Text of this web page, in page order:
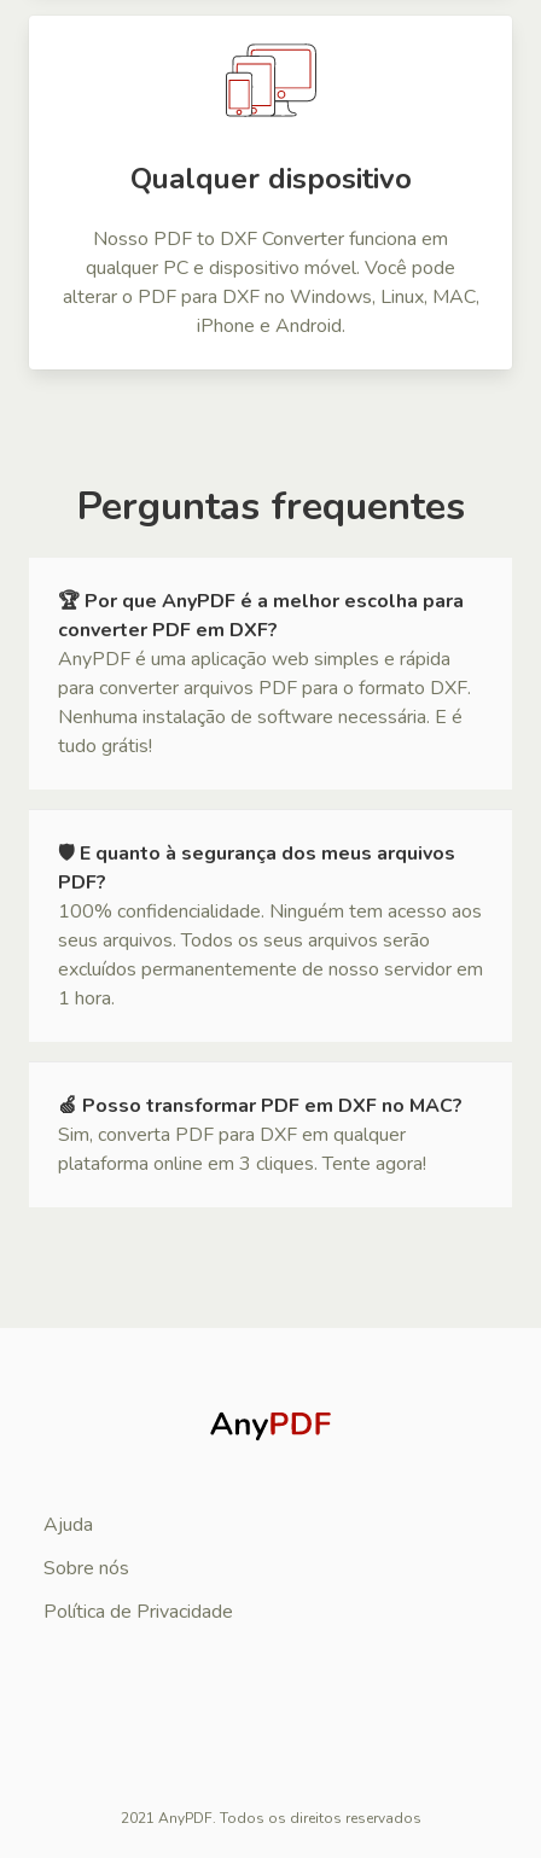
Qualquer dispositivo
Nosso PDF to DXF Converter funciona em
qualquer PC e dispositivo móvel. Você pode
alterar o PDF para DXF no Windows, Linux, MAC,
iPhone e Android.
Perguntas frequentes
🏆 Por que AnyPDF é a melhor escolha para
converter PDF em DXF?
AnyPDF é uma aplicação web simples e rápida
para converter arquivos PDF para o formato DXF.
Nenhuma instalação de software necessária. E é
tudo grátis!
🛡 E quanto à segurança dos meus arquivos
PDF?
100% confidencialidade. Ninguém tem acesso aos
seus arquivos. Todos os seus arquivos serão
excluídos permanentemente de nosso servidor em
1 hora.
🍏 Posso transformar PDF em DXF no MAC?
Sim, converta PDF para DXF em qualquer
plataforma online em 3 cliques. Tente agora!
Ajuda
Sobre nós
Política de Privacidade
2021 AnyPDF. Todos os direitos reservados